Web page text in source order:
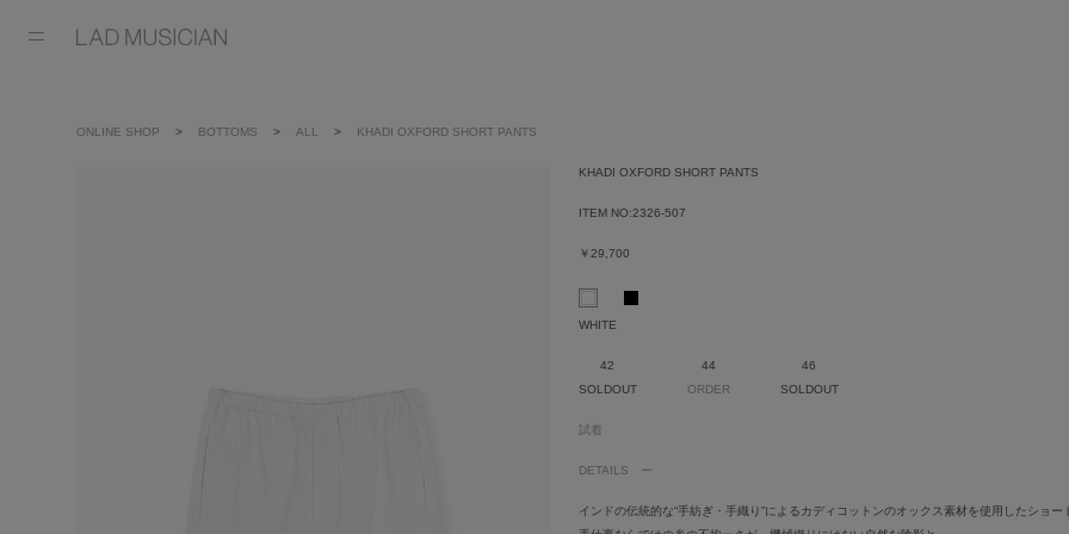
ONLINE SHOP BOTTOMS ALL KHADI OXFORD SHORT PANTS
KHADI OXFORD SHORT PANTS
ITEM NO:2326-507
￥29,700
WHITE
42
SOLDOUT
44
ORDER
46
SOLDOUT
試着
DETAILS
インドの伝統的な“手紡ぎ・手織り”によるカディコットンのオックス素材を使用したショー